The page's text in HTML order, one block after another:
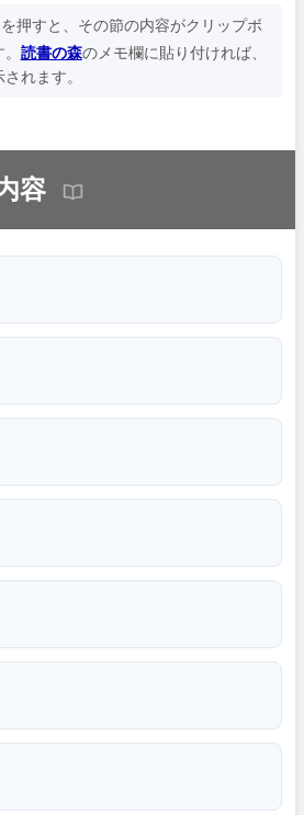
を押すと、その節の内容がクリップボ
読書の森のメモ欄に貼り付ければ、
れます。
容